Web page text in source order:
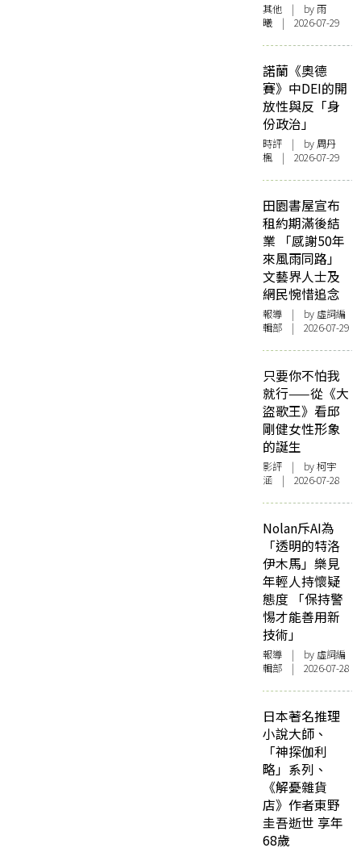
其他 | by 雨
曦 | 2026-07-29
諾蘭《奧德
賽》中DEI的開
放性與反「身
份政治」
時評 | by周丹
楓 | 2026-07-29
田園書屋宣布
租約期滿後結
業 「感謝50年
來風雨同路」
文藝界人士及
網民惋惜追念
報導 | by 虛詞編
輯部 | 2026-07-29
只要你不怕我
就行——從《大
盜歌王》看邱
剛健女性形象
的誕生
影評 | by 柯宇
涵 | 2026-07-28
Nolan斥AI為
「透明的特洛
伊木馬」樂見
年輕人持懷疑
態度 「保持警
惕才能善用新
技術」
報導 | by 虛詞編
輯部 | 2026-07-28
日本著名推理
小說大師、
「神探伽利
略」系列、
《解憂雜貨
店》作者東野
圭吾逝世 享年
68歲